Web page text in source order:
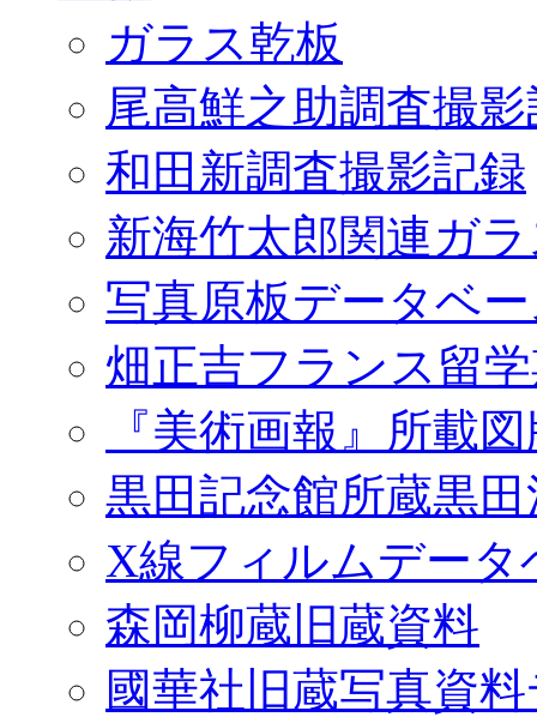
ガラス乾板
尾高鮮之助調査撮
和田新調査撮影記録
新海竹太郎関連ガ
写真原板データベ
畑正吉フランス留
『美術画報』所載
黒田記念館所蔵黒
X線フィルムデータ
森岡柳蔵旧蔵資料
國華社旧蔵写真資